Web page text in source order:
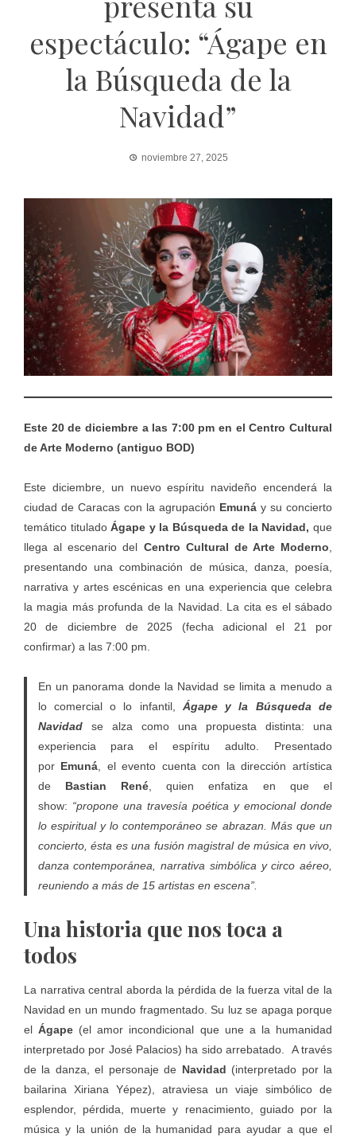
espectáculo: “Ágape en
la Búsqueda de la
Navidad”
noviembre 27, 2025
Este 20 de diciembre a las 7:00 pm en el Centro Cultural
de Arte Moderno (antiguo BOD)
Este diciembre, un nuevo espíritu navideño encenderá la
ciudad de Caracas con la agrupación Emuná y su concierto
temático tituladoÁgape y la Búsqueda de la Navidad,que
llega al escenario del Centro Cultural de Arte Moderno
presentando una combinación de música, danza, poesía,
narrativa y artes escénicas en una experiencia que celebra
la magia más profunda de la Navidad. La cita es el sábado
20 de diciembre de 2025 (fecha adicional el 21 por
confirmar) a las 7:00 pm.
En un panorama donde la Navidad se limita a menudo a
lo comercial o lo infantil, Ágape y la Búsqueda de
Navidadse alza como una propuesta distinta: una
experiencia para el espíritu adulto. Presentado
por Emuná , el evento cuenta con la dirección artística
de Bastian René, quien enfatiza en que el
show: “propone una travesía poética y emocional donde
lo espiritual y lo contemporáneo se abrazan.
Más que un
concierto, ésta es una fusión magistral de música en vivo,
danza contemporánea, narrativa simbólica y circo aéreo,
reuniendo a más de 15 artistas en escena”.
Una historia que nos toca a
todos
La narrativa central aborda la pérdida de la fuerza vital de la
Navidad en un mundo fragmentado. Su luz se apaga porque
elÁgape (el amor incondicional que une a la humanidad
interpretado por José Palacios) ha sido arrebatado.
A través
de la danza, el personaje de Navidad (interpretado por la
bailarina Xiriana Yépez), atraviesa un viaje simbólico de
esplendor, pérdida, muerte y renacimiento, guiado por la
música y la unión de la humanidad para ayudar a que el